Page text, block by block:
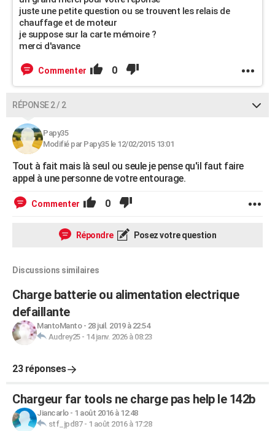
juste une petite question ou se trouvent les relais de
chauffage et de moteur
je suppose sur la carte mémoire ?
merci d'avance
Commenter 0
RÉPONSE 2 / 2
Papy35
Modifié par Papy35 le 12/02/2015 13:01
Tout à fait mais là seul ou seule je pense qu'il faut faire
appel à une personne de votre entourage.
Commenter 0
Répondre Posez votre question
Discussions similaires
Charge batterie ou alimentation electrique
defaillante
MantoManto- 28 juil. 2019 à 22:54
Audrey25- 14 janv. 2026 à 08:23
23 réponses
Chargeur far tools ne charge pas help le 142b
Jiancarlo- 1 août 2016 à 12:48
stf_jpd87- 1 août 2016 à 17:28